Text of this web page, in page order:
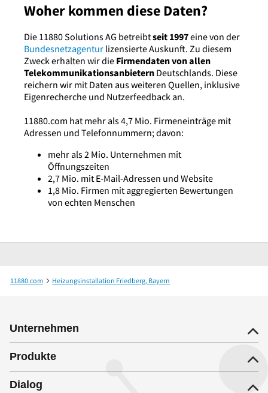
Woher kommen diese Daten?
Die 11880 Solutions AG betreibtseit 1997eine von der
Bundesnetzagentur lizensierte Auskunft. Zu diesem
Zweck erhalten wir die Firmendaten von allen
Telekommunikationsanbietern Deutschlands. Diese
reichern wir mit Daten aus weiteren Quellen, inklusive
Eigenrecherche und Nutzerfeedback an.
11880.com hat mehr als 4,7 Mio. Firmeneinträge mit
Adressen und Telefonnummern; davon:
mehr als 2 Mio. Unternehmen mit
Öffnungszeiten
2,7 Mio. mit E-Mail-Adressen und Website
1,8 Mio. Firmen mit aggregierten Bewertungen
von echten Menschen
11880.com
Heizungsinstallation Friedberg, Bayern
Unternehmen
Produkte
Dialog